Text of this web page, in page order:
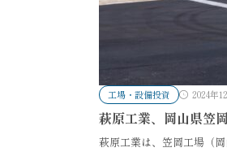
工場・設備投資 2024年
萩原工業、岡山県笠
萩原工業は、笠岡工場（